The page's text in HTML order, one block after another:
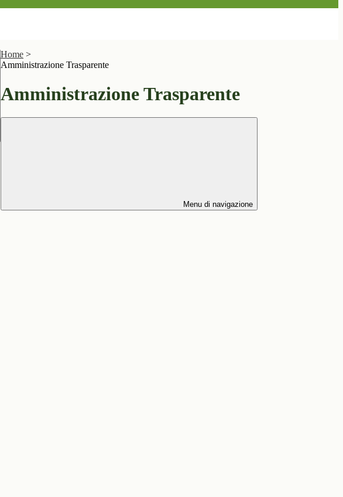
Home >
Amministrazione Trasparente
Amministrazione Trasparente
Menu di navigazione